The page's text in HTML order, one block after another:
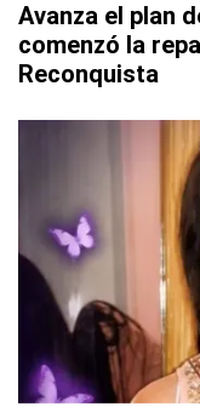
Avanza el plan
comenzó la
Reconquista